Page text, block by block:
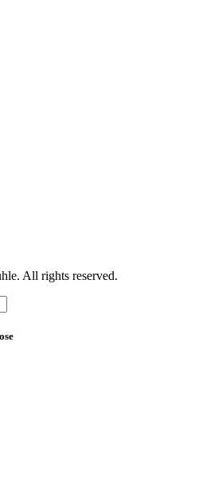
All rights reserved.